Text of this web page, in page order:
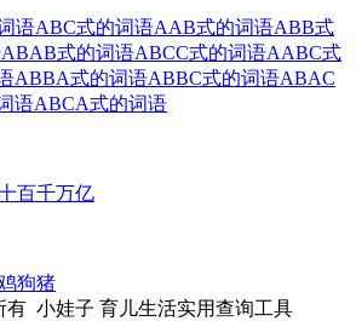
语ABC式的词语AAB式的词语ABB式
ABAB式的词语ABCC式的词语AABC式
ABBA式的词语ABBC式的词语ABAC
语ABCA式的词语
百千万亿
鸡狗猪
小娃子 育儿生活实用查询工具